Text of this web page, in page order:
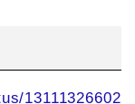
13111326602